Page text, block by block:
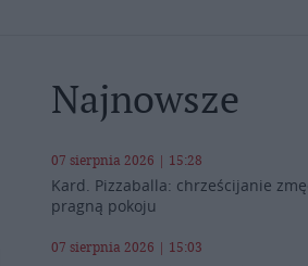
Najnowsze
07 sierpnia 2026 | 15:28
Kard. Pizzaballa: chrześcijanie
pragną pokoju
07 sierpnia 2026 | 15:03